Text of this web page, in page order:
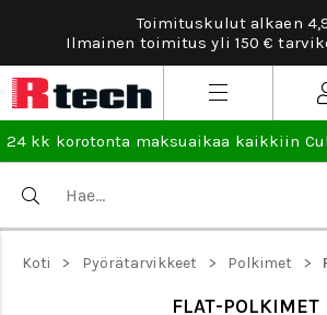
Toimituskulut alkaen
Ilmainen toimitus yli 150 €
24 kk korotonta maksuaikaa kaikkiin
Koti > Pyörätarvikkeet > Polkimet >
FLAT-POLKIMET